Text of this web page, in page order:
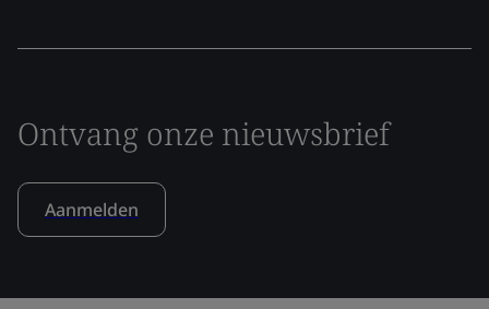
Ontvang onze nieuwsbrief
Aanmelden